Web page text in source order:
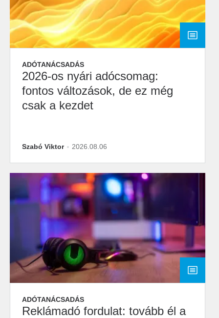
ADÓTANÁCSADÁS
2026-os nyári adócsomag:
fontos változások, de ez még
csak a kezdet
Szabó Viktor 2026.08.06
ADÓTANÁCSADÁS
Reklámadó fordulat: tovább él a